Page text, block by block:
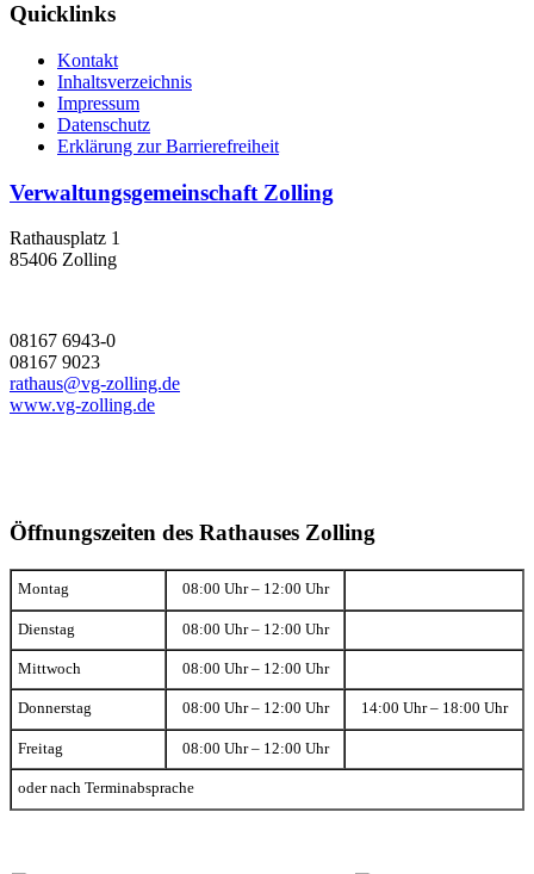
Quicklinks
Kontakt
Inhaltsverzeichnis
Impressum
Datenschutz
Erklärung zur Barrierefreiheit
Verwaltungsgemeinschaft Zolling
Rathausplatz 1
85406 Zolling
08167 6943-0
08167 9023
rathaus@vg-zolling.de
www.vg-zolling.de
Öffnungszeiten des Rathauses Zolling
Montag 08:00 Uhr – 12:00 Uhr
Dienstag 08:00 Uhr – 12:00 Uhr
Mittwoch 08:00 Uhr – 12:00 Uhr
Donnerstag 08:00 Uhr – 12:00 Uhr 14:00 Uhr – 18:00 Uhr
Freitag 08:00 Uhr – 12:00 Uhr
oder nach Terminabsprache